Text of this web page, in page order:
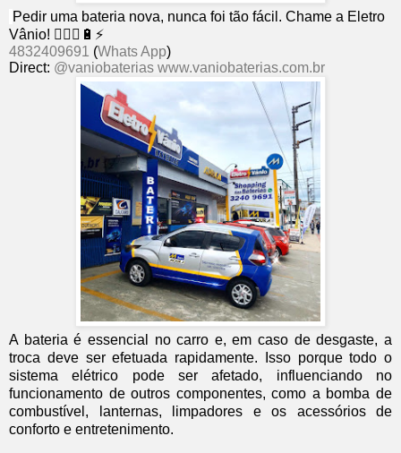
Pedir uma bateria nova, nunca foi tão fácil. Chame a Eletro
Vânio! 👨🏻‍⚕🔋⚡
4832409691 (Whats App)
Direct: @vaniobaterias www.vaniobaterias.com.br
A bateria é essencial no carro e, em caso de desgaste, a
troca deve ser efetuada rapidamente. Isso porque todo o
sistema elétrico pode ser afetado, influenciando no
funcionamento de outros componentes, como a bomba de
combustível, lanternas, limpadores e os acessórios de
conforto e entretenimento.